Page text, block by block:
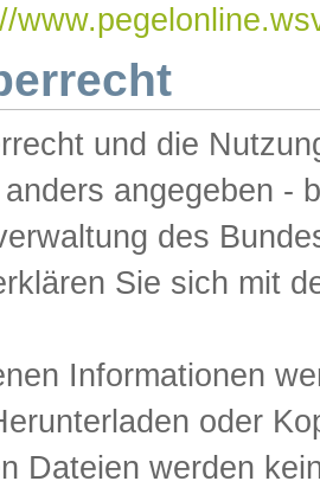
und die
angegeben -
des
Sie sich mit
Informationen
oder
Dateien werden